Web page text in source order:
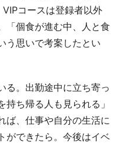
コースは登録者以外
「個食が進む中、人と食
う思いで考案したとい
。出勤途中に立ち寄っ
ち帰る人も見られる」
ば、仕事や自分の生活に
ができたら。今後はイベ